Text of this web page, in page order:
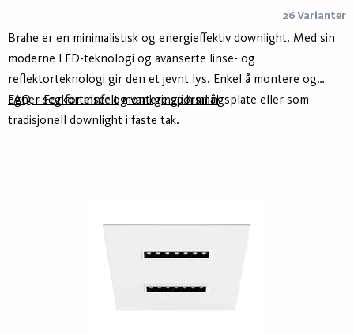
26 Varianter
Brahe er en minimalistisk og energieffektiv downlight. Med sin
moderne LED-teknologi og avanserte linse- og
reflektorteknologi gir den et jevnt lys. Enkel å montere og
egner seg for innfelt montering i himlingsplate eller som
tradisjonell downlight i faste tak.
FAQ – Forkortelser og vanlige spørsmål